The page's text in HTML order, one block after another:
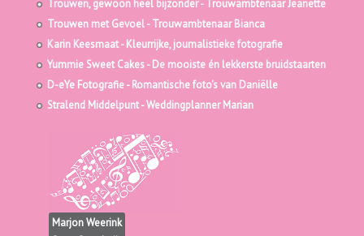
Contact
Samen met
MilkMark- Producer en pianist Jeffrey
Pure Films- Onze favoriete videografen
DJ Productions- Swingen op het avondfeest
Trouwen, gewoon heel bijzonder
Trouwen met Gevoel- Trouwambtenaar Bianca
Karin Keesmaat- Kleurrijke, journalistieke fotografie
Yummie Sweet Cakes
D-eYe Fotografie